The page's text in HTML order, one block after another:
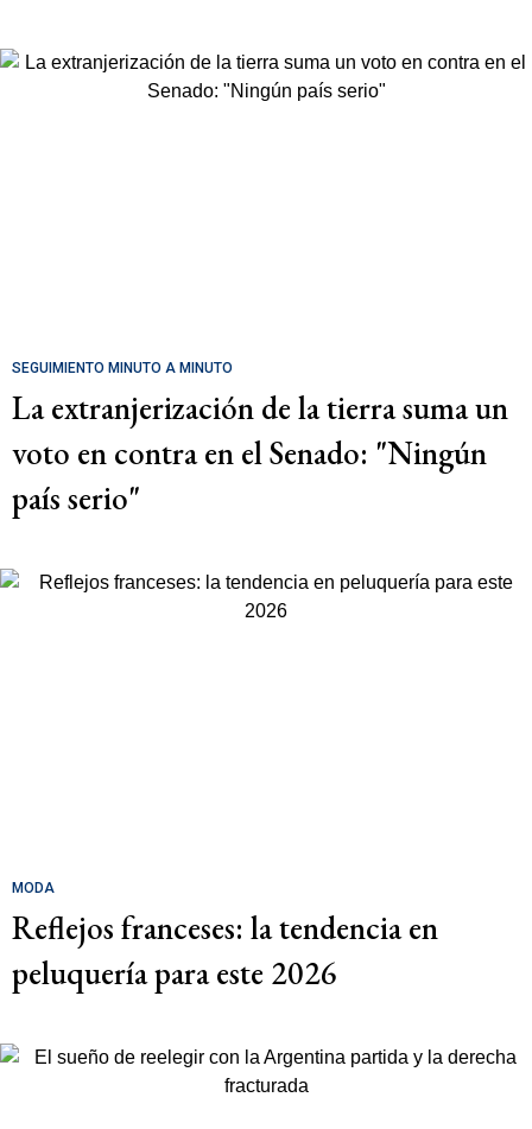
SEGUIMIENTO MINUTO A MINUTO
La extranjerización de la tierra suma un
voto en contra en el Senado: "Ningún
país serio"
MODA
Reflejos franceses: la tendencia en
peluquería para este 2026